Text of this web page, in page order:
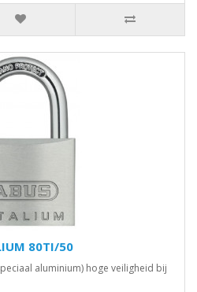
80TI/50
aluminium) hoge veiligheid bij